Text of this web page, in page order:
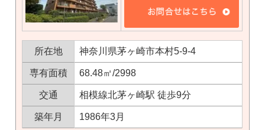
所在地 神奈川県茅ヶ崎市本村5-9-4
専有面積 68.48㎡/2998
交通 相模線北茅ヶ崎駅 徒歩9分
築年月 1986年3月